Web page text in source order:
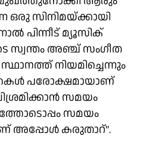
ഒരു സിനിമയ്ക്കായി
പിന്നീട് മ്യൂസിക്
സ്വന്തം അഞ്ച് സംഗീത
നിയമിച്ചെന്നും
പരോക്ഷമായാണ്
സമയം
സമയം
അപ്പോള്‍ കരുതാറ്".